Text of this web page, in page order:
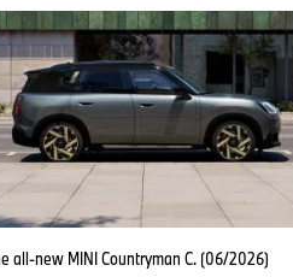
all-new MINI Countryman C. (06/2026)